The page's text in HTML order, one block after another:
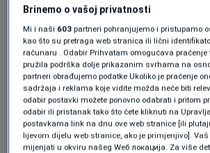
Za 25 minuta prvog
vodili 3:0. Pogađali su Said u
Sotoca.
Končan rezultat postavio je
poluvremenu. Pogledajte i
tabelu.
Brinemo o vašoj privatnosti
Mi i naši 603 partneri pohranjujemo i pristupamo
kao što su pretraga web stranica ili lični
računaru . Odabir Prihvatam omogućava praćenje
pružila podrška dolje prikazanim svrhama na
partneri obrađujemo podatke Ukoliko je praćenje
sadržaja i reklama koje vidite možda neće biti
odabir postavki možete ponovno odabrati i pritom
odabir ili pristanak tako što ćete kliknuti na
postavkama link na dnu ove web stranice [ili
lijevom dijelu web stranice, ako je primjenjivo].
mijenjati u okviru našeg Wеб локација. Za više